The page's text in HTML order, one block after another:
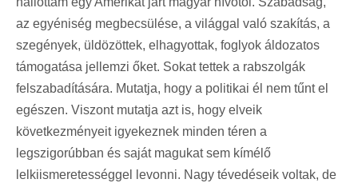
az egyéniség megbecsülése, a világgal való szakítás, a
szegények, üldözöttek, elhagyottak, foglyok áldozatos
támogatása jellemzi őket. Sokat tettek a rabszolgák
felszabadítására. Mutatja, hogy a politikai él nem tűnt el
egészen. Viszont mutatja azt is, hogy elveik
következményeit igyekeznek minden téren a
legszigorúbban és saját magukat sem kímélő
lelkiismeretességgel levonni. Nagy tévedéseik voltak, de